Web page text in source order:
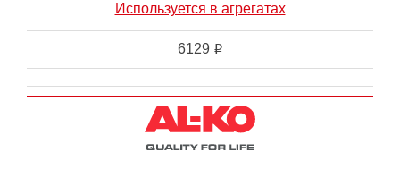
Используется в агрегатах
6129 i